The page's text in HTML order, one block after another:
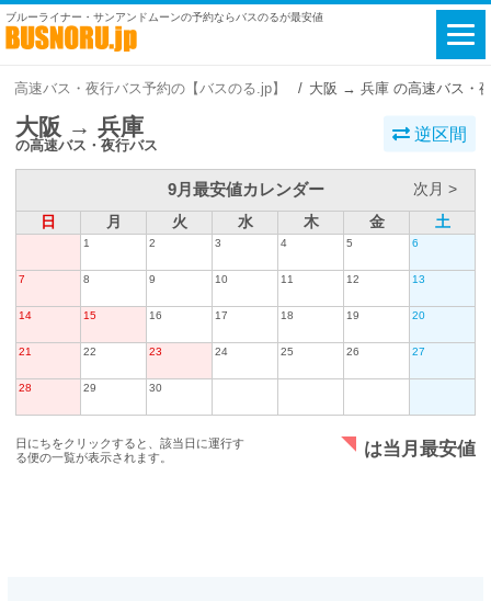
ブルーライナー・サンアンドムーンの予約ならバスのるが最安値
高速バス・夜行バス予約の【バスのる.jp】 大阪 → 兵庫 の高速バス・
大阪 → 兵庫
の高速バス・夜行バス
逆区間
9月最安値カレンダー
次月 >
日
月 火 水 木 金 土
1 2 3 4 5 6
7 8 9 10 11 12 13
14 15 16 17 18 19 20
21 22 23 24 25 26 27
28 29 30
日にちをクリックすると、該当日に運行す
る便の一覧が表示されます。
は当月最安値